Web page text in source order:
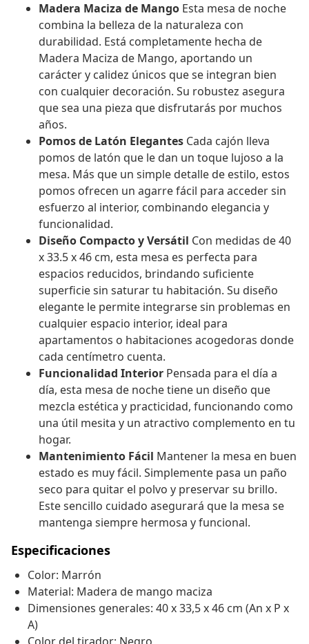
Madera Maciza de Mango Esta mesa de noche
combina la belleza de la naturaleza con
durabilidad. Está completamente hecha de
Madera Maciza de Mango, aportando un
carácter y calidez únicos que se integran bien
con cualquier decoración. Su robustez asegura
que sea una pieza que disfrutarás por muchos
años.
Pomos de Latón Elegantes Cada cajón lleva
pomos de latón que le dan un toque lujoso a la
mesa. Más que un simple detalle de estilo, estos
pomos ofrecen un agarre fácil para acceder sin
esfuerzo al interior, combinando elegancia y
funcionalidad.
Diseño Compacto y Versátil Con medidas de 40
x 33.5 x 46 cm, esta mesa es perfecta para
espacios reducidos, brindando suficiente
superficie sin saturar tu habitación. Su diseño
elegante le permite integrarse sin problemas en
cualquier espacio interior, ideal para
apartamentos o habitaciones acogedoras donde
cada centímetro cuenta.
Funcionalidad Interior Pensada para el día a
día, esta mesa de noche tiene un diseño que
mezcla estética y practicidad, funcionando como
una útil mesita y un atractivo complemento en tu
hogar.
Mantenimiento Fácil Mantener la mesa en buen
estado es muy fácil. Simplemente pasa un paño
seco para quitar el polvo y preservar su brillo.
Este sencillo cuidado asegurará que la mesa se
mantenga siempre hermosa y funcional.
Especificaciones
Color: Marrón
Material: Madera de mango maciza
Dimensiones generales: 40 x 33,5 x 46 cm (An x P x
A)